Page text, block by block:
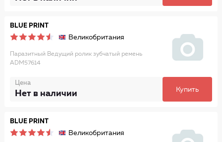
BLUE PRINT
Великобритания
Паразитный Ведущий ролик зубчатый ремень
ADM57614
Цена
Нет в наличии Купить
BLUE PRINT
Великобритания